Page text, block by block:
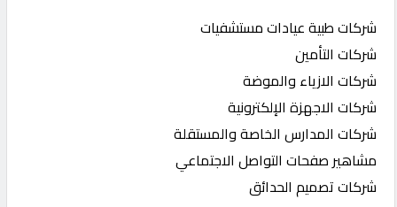
شركات طبية عيادات مستشفيات
شركات التأمين
شركات الازياء والموضة
شركات الاجهزة الإلكترونية
شركات المدارس الخاصة والمستقلة
مشاهير صفحات التواصل الاجتماعي
شركات تصميم الحدائق